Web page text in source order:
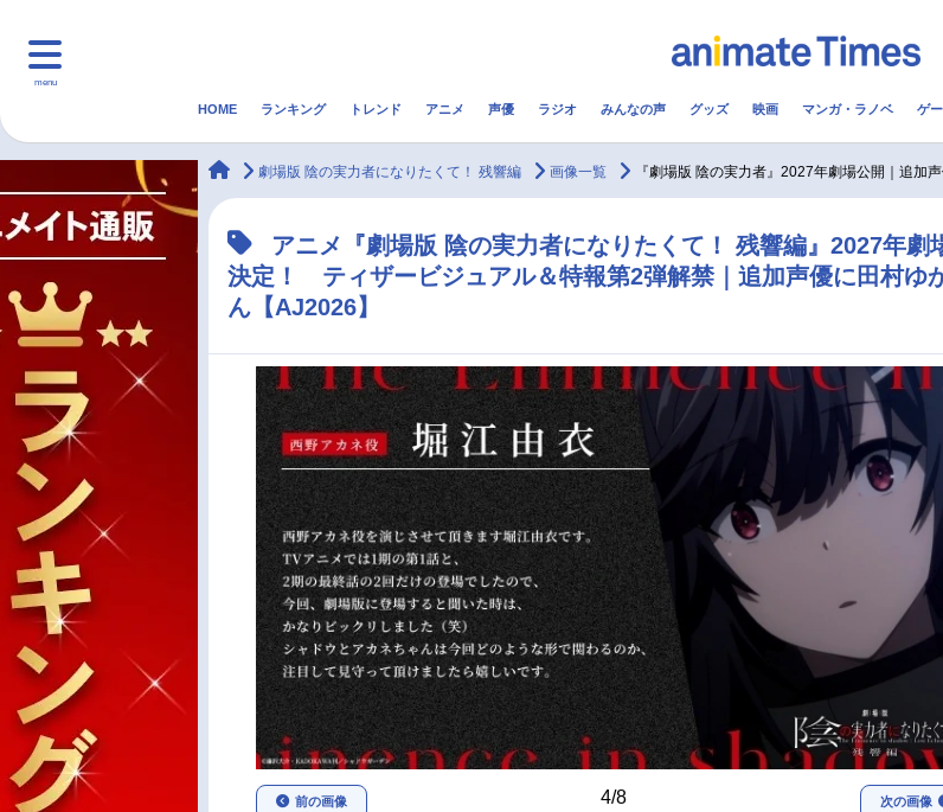
menu
マンガ・ラノベ ゲーム・アプリ 音楽 コスプレ 2.5次元
声優記事一覧 男性声優/女性声優一覧
今
夏
FOLLOW US
HOME ランキング トレンド アニメ 声優 ラジオ みんなの声 グッズ 映画 マンガ・ラノベ ゲ
animateTimes
劇場版 陰の実力者になりたくて！ 残響編 画像一覧 『劇場版 陰の実力者』2027年劇場公開｜追加
アニメ『劇場版 陰の実力者になりたくて！ 残響編』2027年劇
決定！ ティザービジュアル＆特報第2弾解禁｜追加声優に田村ゆ
ん【AJ2026】
4/8
前の画像 次の画像